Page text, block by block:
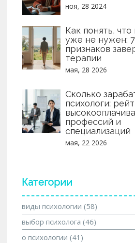
ноя, 28 2024
Как понять, что
уже не нужен:
признаков
терапии
мая, 28 2026
Сколько
психологи:
профессий и
специализаций
мая, 22 2026
Категории
виды психологии (58)
выбор психолога (46)
о психологии (41)